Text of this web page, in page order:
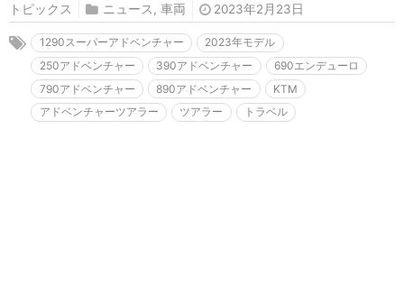
トピックス ニュース ,車両 2023年2月23日
1290スーパーアドベンチャー
2023年モデル
250アドベンチャー
390アドベンチャー
690エンデューロ
790アドベンチャー
890アドベンチャー
KTM
アドベンチャーツアラー
ツアラー トラベル